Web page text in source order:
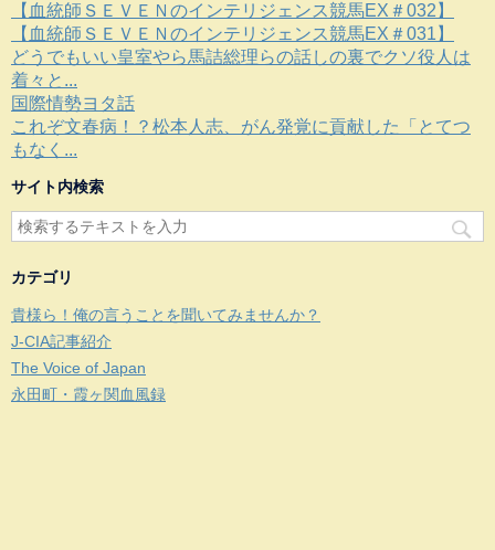
【血統師ＳＥＶＥＮのインテリジェンス競馬EX＃032】
【血統師ＳＥＶＥＮのインテリジェンス競馬EX＃031】
どうでもいい皇室やら馬詰総理らの話しの裏でクソ役人は
着々と...
国際情勢ヨタ話
これぞ文春病！？松本人志、がん発覚に貢献した「とてつ
もなく...
サイト内検索
カテゴリ
貴様ら！俺の言うことを聞いてみませんか？
J-CIA記事紹介
The Voice of Japan
永田町・霞ヶ関血風録